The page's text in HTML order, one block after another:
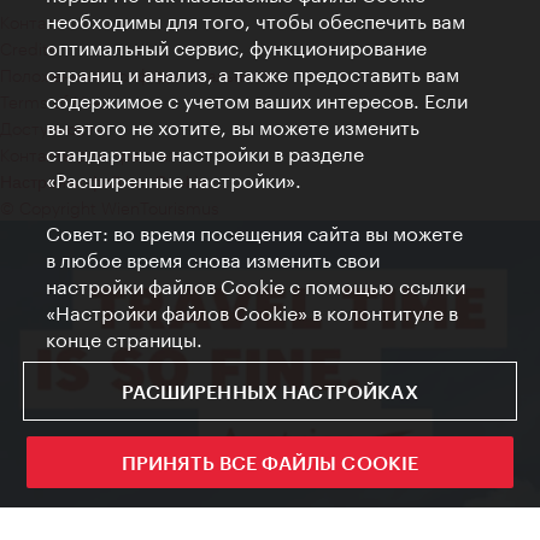
Контакт
Credits
Положение о конфиденциальности
Terms of Use
Доступность
Контакты для прессы
Настройки файлов Cookie
необходимы для того, чтобы обеспечить вам
оптимальный сервис, функционирование
страниц и анализ, а также предоставить вам
содержимое с учетом ваших интересов. Если
вы этого не хотите, вы можете изменить
стандартные настройки в разделе
«Расширенные настройки».
Совет: во время посещения сайта вы можете
в любое время снова изменить свои
настройки файлов Cookie с помощью ссылки
«Настройки файлов Cookie» в колонтитуле в
конце страницы.
РАСШИРЕННЫХ НАСТРОЙКАХ
ПРИНЯТЬ ВСЕ ФАЙЛЫ COOKIE